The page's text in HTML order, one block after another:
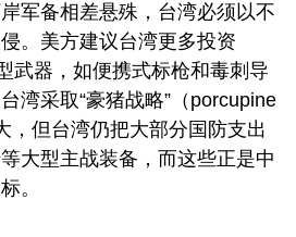
军备相差悬殊，台湾必须以不
。美方建议台湾更多投资
武器，如便携式标枪和毒刺导
湾采取“豪猪战略”（porcupine
，但台湾仍把大部分国防支出
大型主战装备，而这些正是中
。